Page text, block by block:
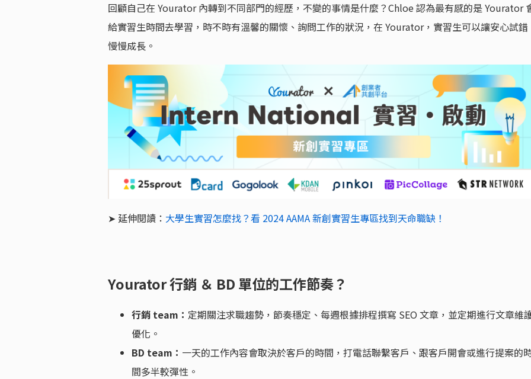
回顧自己在 Yourator 內轉到不同部門的經歷，不變的事情是什麼？Chloe 認為最有感的是 Yourator
給實習生時間去學習，時不時有溫馨的關懷、詢問工作的狀況，在 Yourator，實習生可以讓安心試錯
慢慢成長。
➤ 延伸閱讀： 大學生實習怎麼找？看 2024 AAMA 新創實習生專區找到天命職缺！
Yourator 行銷 ＆ BD 單位的工作節奏？
行銷 team： 定期關注求職趨勢，節奏穩定、每週根據排程撰寫 SEO 文章，並定期進行文章維
優化。
BD team： 一天的工作內容會取決於客戶的時間，打電話聯繫客戶、跟客戶開會或進行提案的
間多半較彈性。